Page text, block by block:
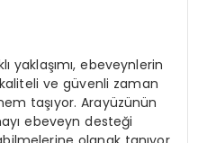
yaklaşımı, ebeveynlerin
ve güvenli zaman
taşıyor. Arayüzünün
ebeveyn desteği